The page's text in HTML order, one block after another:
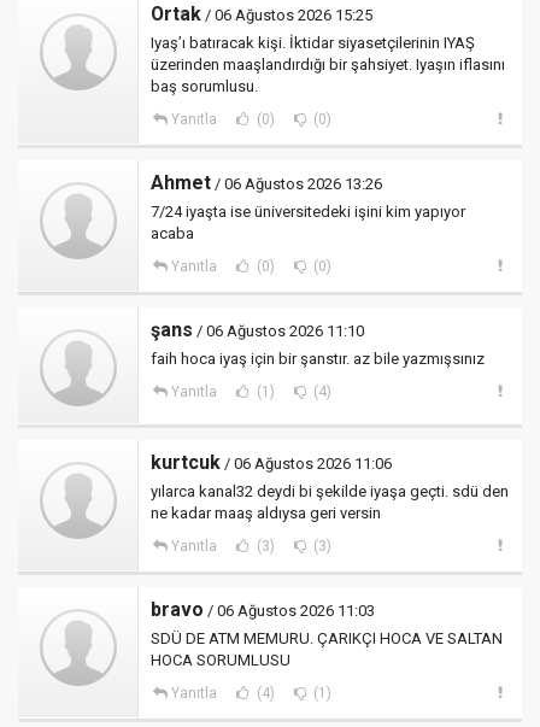
Ortak / 06 Ağustos 2026 15:25
Iyaş’ı batıracak kişi. İktidar siyasetçilerinin IYAŞ
üzerinden maaşlandırdığı bir şahsiyet. Iyaşın iflasını
baş sorumlusu.
Yanıtla (0) (0)
Ahmet / 06 Ağustos 2026 13:26
7/24 iyaşta ise üniversitedeki işini kim yapıyor
acaba
Yanıtla (0) (0)
şans / 06 Ağustos 2026 11:10
faih hoca iyaş için bir şanstır. az bile yazmışsınız
Yanıtla (1) (4)
kurtcuk / 06 Ağustos 2026 11:06
yılarca kanal32 deydi bi şekilde iyaşa geçti. sdü den
ne kadar maaş aldıysa geri versin
Yanıtla (3) (3)
bravo / 06 Ağustos 2026 11:03
SDÜ DE ATM MEMURU. ÇARIKÇI HOCA VE SALTAN
HOCA SORUMLUSU
Yanıtla (4) (1)